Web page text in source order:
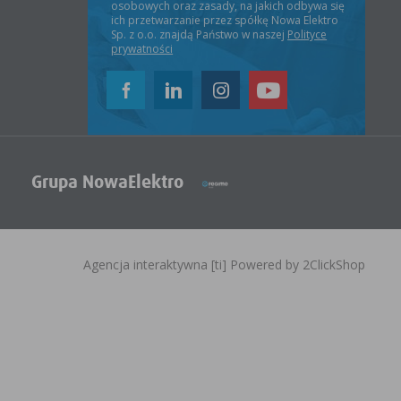
osobowych oraz zasady, na jakich odbywa się
ich przetwarzanie przez spółkę Nowa Elektro
Sp. z o.o. znajdą Państwo w naszej Polityce
prywatności
Grupa NowaElektro
Agencja interaktywna [ti] Powered by 2ClickShop